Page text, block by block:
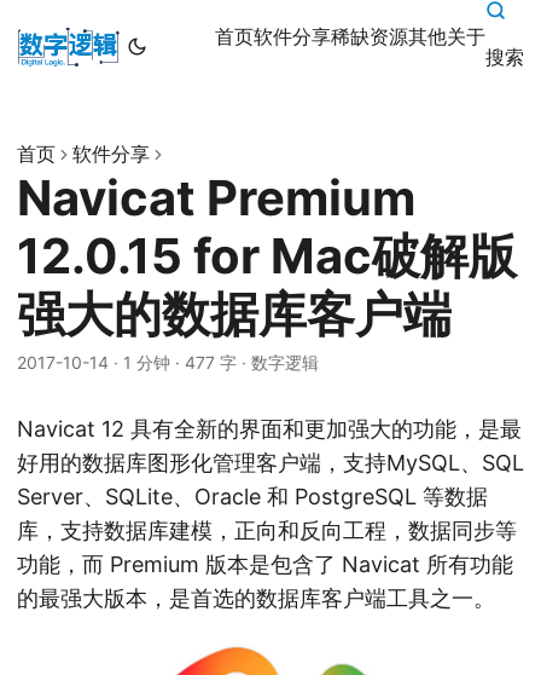
首页软件分享稀缺资源其他关于
搜索
首页 软件分享
Navicat Premium
12.0.15 for Mac破解版
强大的数据库客户端
2017-10-14 · 1 分钟 · 477 字 · 数字逻辑
Navicat 12 具有全新的界面和更加强大的功能，是最
好用的数据库图形化管理客户端，支持MySQL、SQL
Server、SQLite、Oracle 和 PostgreSQL 等数据
库，支持数据库建模，正向和反向工程，数据同步等
功能，而 Premium 版本是包含了 Navicat 所有功能
的最强大版本，是首选的数据库客户端工具之一。